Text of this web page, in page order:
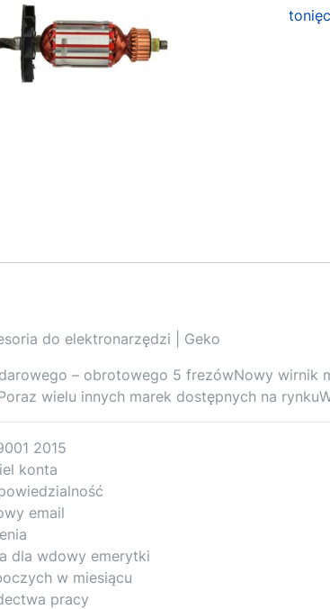
do elektronarzędzi | Geko
– obrotowego 5 frezówNowy wirnik
wielu innych marek dostępnych na
2015
konta
email
dla wdowy emerytki
w miesiącu
pracy